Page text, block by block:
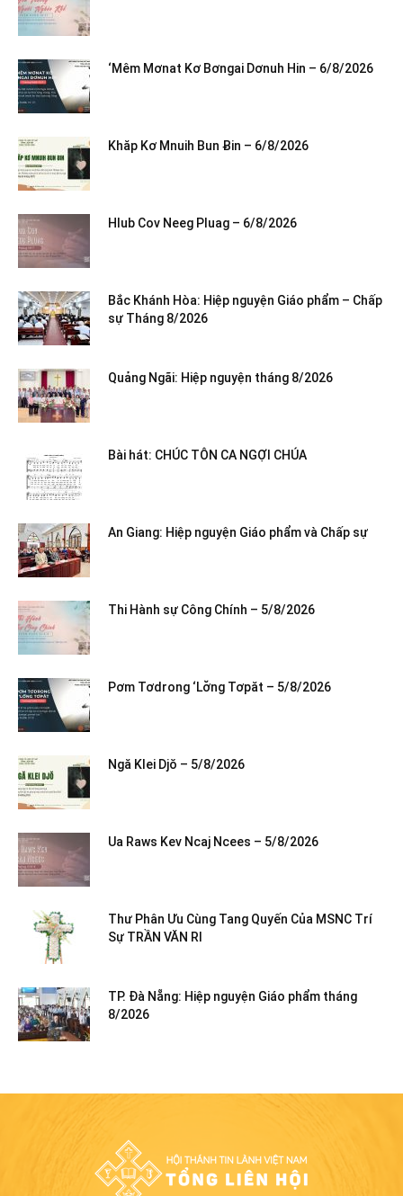
‘Mêm Mơnat Kơ Bơngai Dơnuh Hin – 6/8/2026
Khăp Kơ Mnuih Bun Ƀin – 6/8/2026
Hlub Cov Neeg Pluag – 6/8/2026
Bắc Khánh Hòa: Hiệp nguyện Giáo phẩm – Chấp
sự Tháng 8/2026
Quảng Ngãi: Hiệp nguyện tháng 8/2026
Bài hát: CHÚC TÔN CA NGỢI CHÚA
An Giang: Hiệp nguyện Giáo phẩm và Chấp sự
Thi Hành sự Công Chính – 5/8/2026
Pơm Tơdrong ‘Lơ̆ng Tơpăt – 5/8/2026
Ngă Klei Djŏ – 5/8/2026
Ua Raws Kev Ncaj Ncees – 5/8/2026
Thư Phân Ưu Cùng Tang Quyến Của MSNC Trí
Sự TRẦN VĂN RI
TP. Đà Nẵng: Hiệp nguyện Giáo phẩm tháng
8/2026